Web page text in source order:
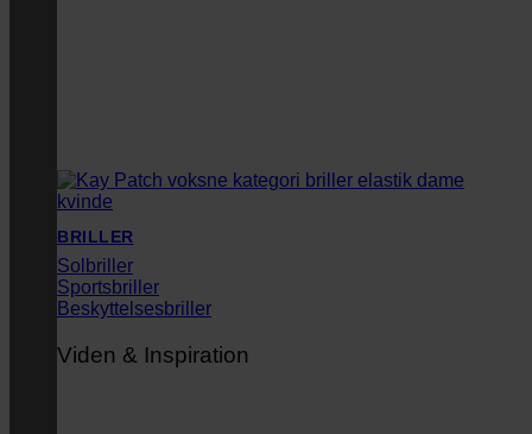
BRILLER
Solbriller
Sportsbriller
Beskyttelsesbriller
Viden & Inspiration